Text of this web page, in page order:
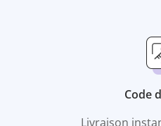
Code
Livraison